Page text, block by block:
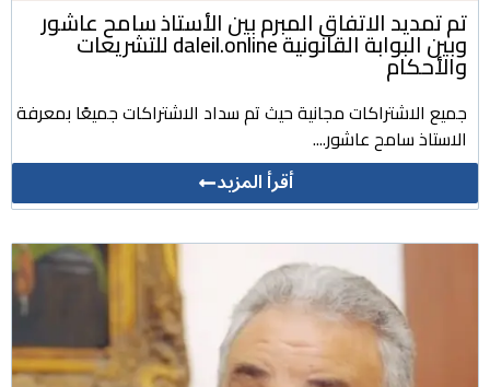
تم تمديد الاتفاق المبرم بين الأستاذ سامح عاشور
وبين البوابة القانونية daleil.online للتشريعات
والأحكام
جميع الاشتراكات مجانية حيث تم سداد الاشتراكات جميعًا بمعرفة
الاستاذ سامح عاشور....
أقرأ المزيد